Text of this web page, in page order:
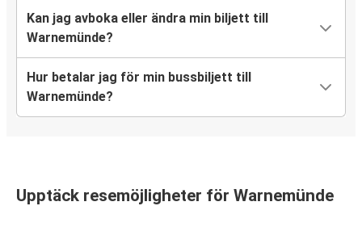
Kan jag avboka eller ändra min biljett till
Warnemünde?
Hur betalar jag för min bussbiljett till
Warnemünde?
Upptäck resemöjligheter för Warnemünde